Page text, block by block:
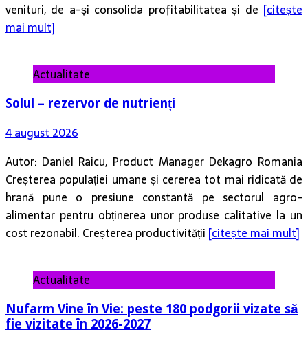
venituri, de a-și consolida profitabilitatea și de [citește
mai mult]
Actualitate
Solul – rezervor de nutrienți
4 august 2026
Autor: Daniel Raicu, Product Manager Dekagro Romania
Creșterea populației umane și cererea tot mai ridicată de
hrană pune o presiune constantă pe sectorul agro-
alimentar pentru obținerea unor produse calitative la un
cost rezonabil. Creșterea productivității [citește mai mult]
Actualitate
Nufarm Vine în Vie: peste 180 podgorii vizate să
fie vizitate în 2026-2027